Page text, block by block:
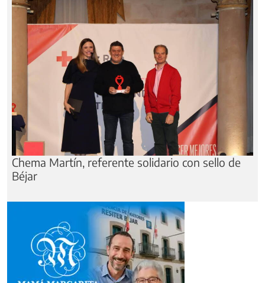
Chema Martín, referente solidario con sello de
Béjar